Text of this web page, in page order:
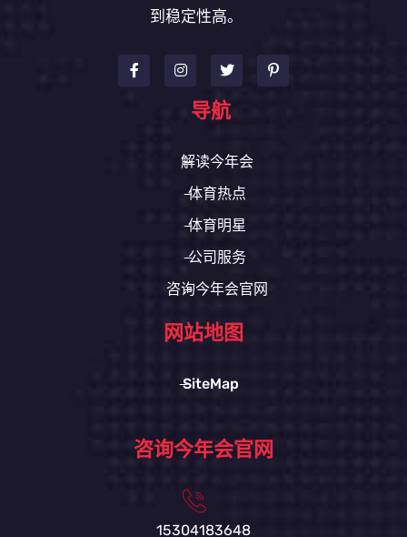
到稳定性高。
导航
解读今年会
体育热点
体育明星
公司服务
咨询今年会官网
网站地图
SiteMap
咨询今年会官网
15304183648